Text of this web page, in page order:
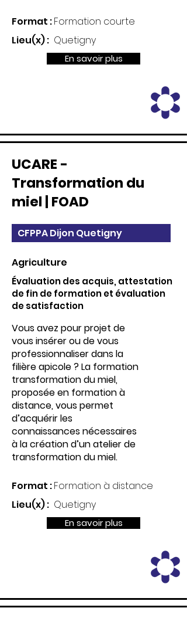
Format :Formation courte
Lieu(x) : Quetigny
En savoir plus
UCARE -
Transformation du
miel | FOAD
CFPPA Dijon Quetigny
Agriculture
Évaluation des acquis, attestation
de fin de formation et évaluation
de satisfaction
Vous avez pour projet de
vous insérer ou de vous
professionnaliser dans la
filière apicole ? La formation
transformation du miel,
proposée en formation à
distance, vous permet
d’acquérir les
connaissances nécessaires
à la création d’un atelier de
transformation du miel.
Format :Formation à distance
Lieu(x) : Quetigny
En savoir plus